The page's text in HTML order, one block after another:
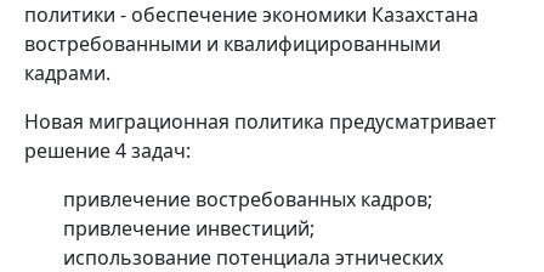
политики - обеспечение экономики Казахстана
востребованными и квалифицированными
кадрами.
Новая миграционная политика предусматривает
решение 4 задач:
привлечение востребованных кадров;
привлечение инвестиций;
использование потенциала этнических